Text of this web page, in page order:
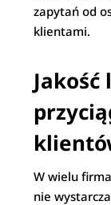
zapytań od
klientami.
Jakość
W wielu
nie